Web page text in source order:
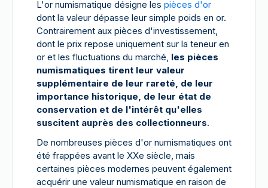
L'or numismatique désigne les pièces d'or
dont la valeur dépasse leur simple poids en or.
Contrairement aux pièces d'investissement,
dont le prix repose uniquement sur la teneur en
or et les fluctuations du marché, les pièces
numismatiques tirent leur valeur
supplémentaire de leur rareté, de leur
importance historique, de leur état de
conservation et de l'intérêt qu'elles
suscitent auprès des collectionneurs.
De nombreuses pièces d'or numismatiques ont
été frappées avant le XXe siècle, mais
certaines pièces modernes peuvent également
acquérir une valeur numismatique en raison de